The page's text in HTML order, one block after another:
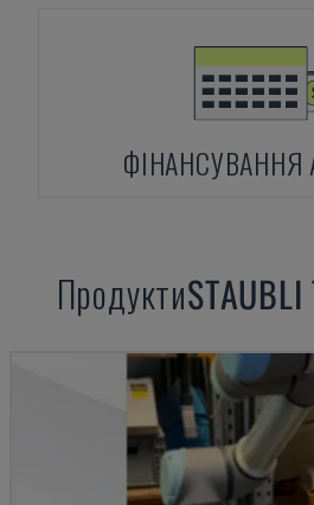
ФІНАНСУВАННЯ
ПродуктиSTAUBLI